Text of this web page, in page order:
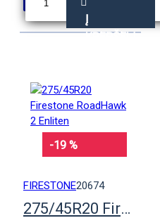
Į
KREPŠELĮ
-19 %
FIRESTONE20674
275/45R20 Firestone RoadHawk 2 Enliten